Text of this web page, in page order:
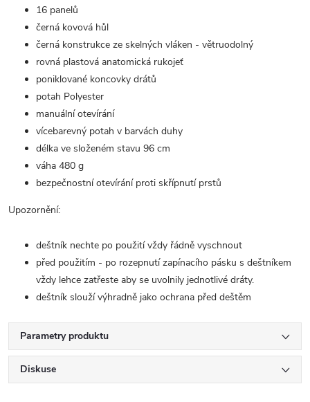
16 panelů
černá kovová hůl
černá konstrukce ze skelných vláken - větruodolný
rovná plastová anatomická rukojeť
poniklované koncovky drátů
potah Polyester
manuální otevírání
vícebarevný potah v barvách duhy
délka ve složeném stavu 96 cm
váha 480 g
bezpečnostní otevírání proti skřípnutí prstů
Upozornění:
deštník nechte po použití vždy řádně vyschnout
před použitím - po rozepnutí zapínacího pásku s deštníkem
vždy lehce zatřeste aby se uvolnily jednotlivé dráty.
deštník slouží výhradně jako ochrana před deštěm
Parametry produktu
Diskuse